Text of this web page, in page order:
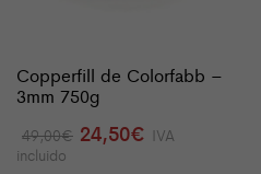
Copperfill de Colorfabb –
3mm 750g
49,00€ El
precio
24,50€ ElIVA
incluido